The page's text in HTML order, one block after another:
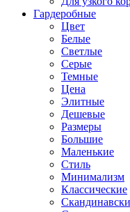
Гардеробные
Цвет
Белые
Светлые
Серые
Темные
Цена
Элитные
Дешевые
Размеры
Большие
Маленькие
Стиль
Минимализм
Классические